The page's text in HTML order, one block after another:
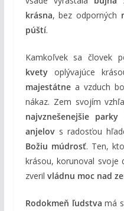
krásna, bez odporných
púští.
Kamkoľvek sa človek
kvetyoplývajúce
majestátnea vzduch
nákaz. Zem svojím
najvznešenejšie
anjelovs radosťou
Božiu múdrosť. Ten,
krásou, korunoval svoje
zveril vládnu moc nad
Rodokmeň ľudstva má